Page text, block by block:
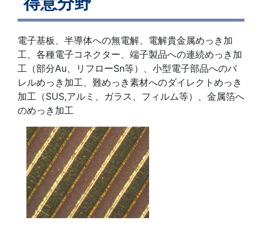
電子基板、半導体への無電解、電解貴金属めっき加
工、各種電子コネクター、端子製品への連続めっき加
工（部分Au、リフローSn等）、小型電子部品へのバ
レルめっき加工、難めっき素材へのダイレクトめっき
加工（SUS,アルミ、ガラス、フィルム等）、金属箔へ
のめっき加工